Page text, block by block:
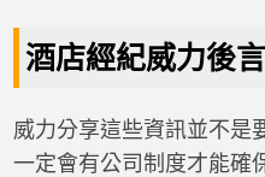
酒店經紀威力後言
威力分享這些資訊並不是
一定會有公司制度才能確